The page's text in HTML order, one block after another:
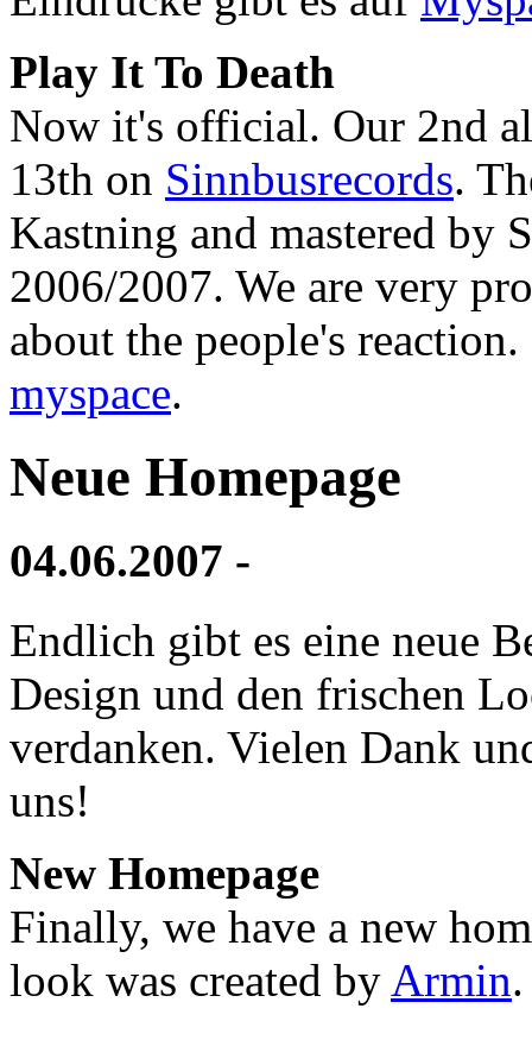
Play It To Death
Now it's official. Our 2nd
13th on Sinnbusrecords.
Kastning and mastered by
2006/2007. We are very
about the people's
myspace.
Neue Homepage
04.06.2007 -
Endlich gibt es eine neue
Design und den frischen
verdanken. Vielen Dank
uns!
New Homepage
Finally, we have a new
look was created by Armin